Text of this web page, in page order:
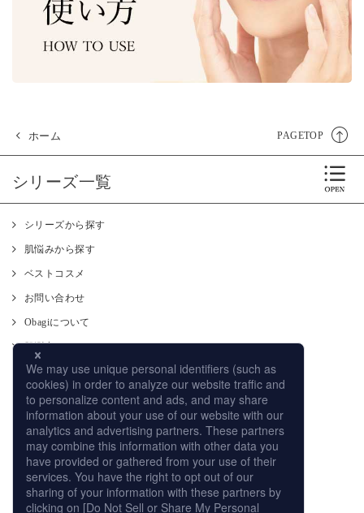
ホーム PAGETOP
シリーズ一覧
シリーズから探す
肌悩みから探す
ベストコスメ
お問い合わせ
Obagiについて
肌測定
使い方
CM
オンラインストア
取り扱い店舗
サイトマップ
プライバシーポリシー